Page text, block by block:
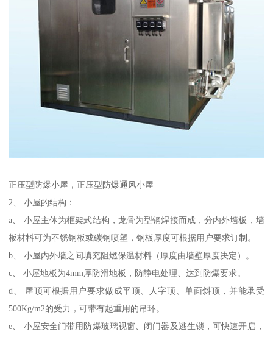
正压型防爆小屋，正压型防爆通风小屋
2、 小屋的结构：
a、 小屋主体为框架式结构，龙骨为型钢焊接而成，分内外墙板，墙
板材料可为不锈钢板或碳钢喷塑，钢板厚度可根据用户要求订制。
b、 小屋内外墙之间填充阻燃保温材料（厚度由墙壁厚度决定）。
c、 小屋地板为4mm厚防滑地板，防静电处理、达到防爆要求。
d、 屋顶可根据用户要求做成平顶、人字顶、单面斜顶，并能承受
500Kg/m2的受力，可带有起重用的吊环。
e、 小屋安全门带用防爆玻璃视窗、闭门器及逃生锁，可快速开启，